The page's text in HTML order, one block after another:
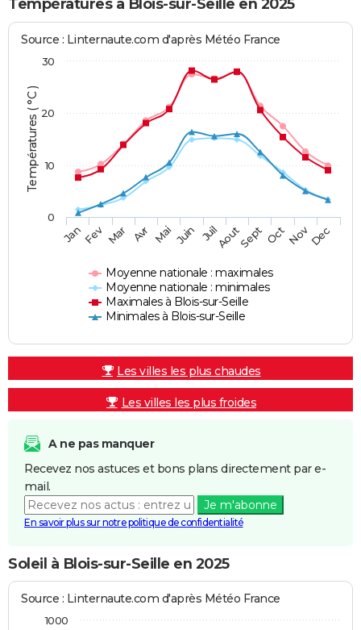
Températures à Blois-sur-Seille en 2025
Températures ( °C )
Source : Linternaute.com d'après Météo France
Moyenne nationale : maximales
Moyenne nationale : minimales
Maximales à Blois-sur-Seille
Minimales à Blois-sur-Seille
JanFev Mar Avr Mai Juin JuilAoutSept OctNovDec
0
10
20
30
Les villes les plus chaudes
Les villes les plus froides
A ne pas manquer
Recevez nos astuces et bons plans directement par e-
mail.
Je m'abonne
En savoir plus sur notre politique de confidentialité
Soleil à Blois-sur-Seille en 2025
Source : Linternaute.com d'après Météo France
1000